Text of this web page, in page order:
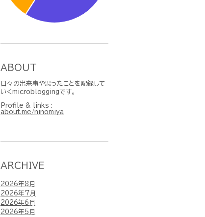
ABOUT
日々の出来事や思ったことを記録して
いくmicrobloggingです。
Profile & links :
about.me/ninomiya
ARCHIVE
2026年8月
2026年7月
2026年6月
2026年5月